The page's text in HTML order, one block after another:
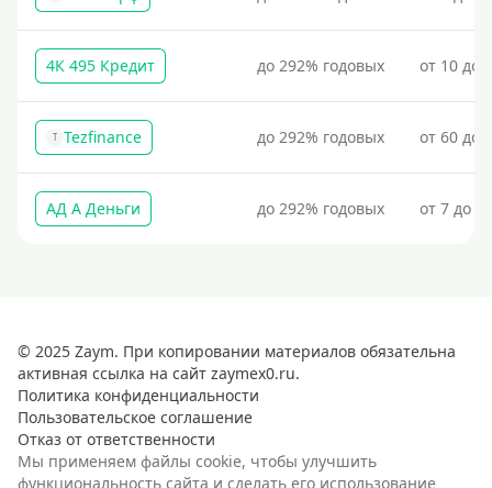
4К 495 Кредит до 292% годовых от 10 до
T Tezfinance до 292% годовых от 60 до
АД А Деньги до 292% годовых от 7 до
© 2025 Zaym. При копировании материалов обязательна
активная ссылка на сайт zaymex0.ru.
Политика конфиденциальности
Пользовательское соглашение
Отказ от ответственности
Мы применяем файлы cookie, чтобы улучшить
функциональность сайта и сделать его использование